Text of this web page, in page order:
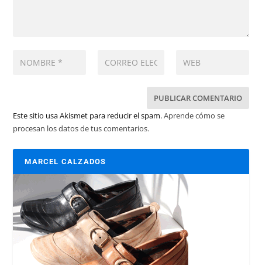
Este sitio usa Akismet para reducir el spam.Aprende cómo se
procesan los datos de tus comentarios.
MARCEL CALZADOS